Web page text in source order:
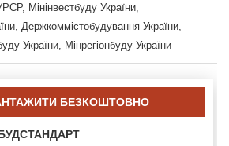
Мінінвестбуду України,
Держкоммістобудування України,
України, Мінрегіонбуду України
БЕЗКОШТОВНО
БУДСТАНДАРТ